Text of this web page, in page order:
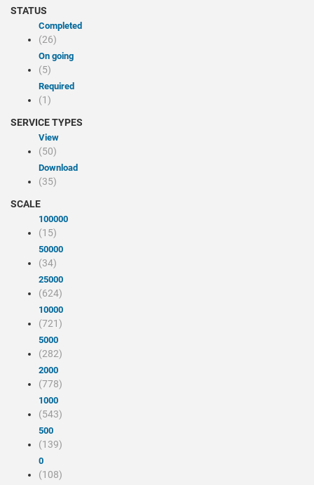
STATUS
Completed
(26)
On going
(5)
Required
(1)
SERVICE TYPES
view
(50)
Download
(35)
SCALE
100000
(15)
50000
(34)
25000
(624)
10000
(721)
5000
(282)
2000
(778)
1000
(543)
500
(139)
0
(108)